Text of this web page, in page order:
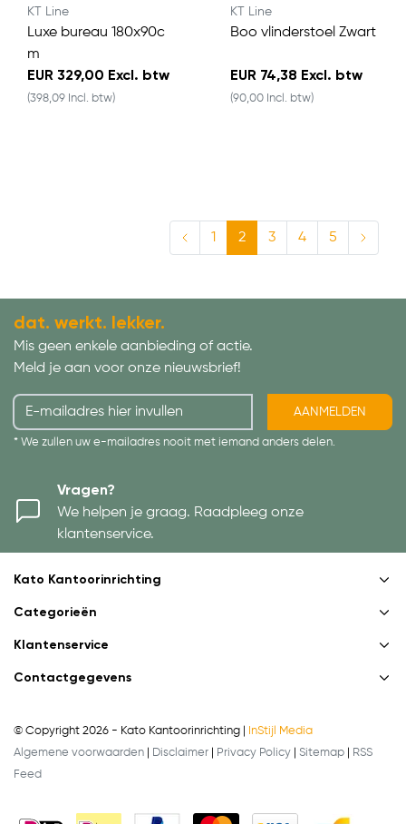
KT Line
Luxe bureau 180x90c
m
EUR 329,00 Excl. btw
(398,09 Incl. btw)
KT Line
Boo vlinderstoel Zwart
EUR 74,38 Excl. btw
(90,00 Incl. btw)
1 2 3 4 5
dat. werkt. lekker.
Mis geen enkele aanbieding of actie.
Meld je aan voor onze nieuwsbrief!
AANMELDEN
* We zullen uw e-mailadres nooit met iemand anders delen.
Vragen?
We helpen je graag. Raadpleeg onze
klantenservice.
Kato Kantoorinrichting
Categorieën
Klantenservice
Contactgegevens
© Copyright 2026 - Kato Kantoorinrichting |
InStijl Media
Algemene voorwaarden
Disclaimer Privacy Policy Sitemap
RSS
Feed